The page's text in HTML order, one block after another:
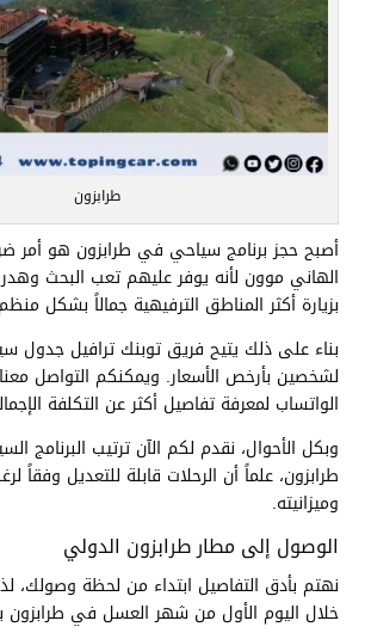
طرابزون
أصبح حجز برنامج سياحي في طرابزون هو أمر
الهاني موون لأنه يوفر عليهم تعب البحث
بزيارة أكثر المناطق الترفيهية جمالاً بشكل
بناء على ذلك يتيح فريق توبنك ترافيل جدول
لشخصين بأرخص الأسعار. ويمكنكم التواصل
الواتساب لمعرفة تفاصيل أكثر عن التكلفة
وبكل الأحوال، نقدم لكم الآن ترتيب البرنامج
طرابزون، علماً أن الرحلات قابلة للتعديل وفقاً
وميزانيته.
الوصول إلى مطار طرابزون الدولي
نهتم بأدق التفاصيل ابتداء من لحظة وصولك،
خلال اليوم الأول من شهر العسل في طرابزون